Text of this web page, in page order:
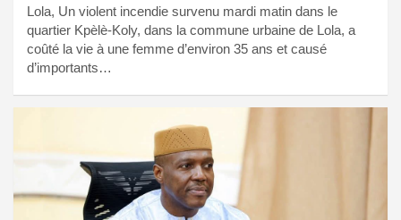
Lola, Un violent incendie survenu mardi matin dans le
quartier Kpèlè-Koly, dans la commune urbaine de Lola, a
coûté la vie à une femme d’environ 35 ans et causé
d’importants…